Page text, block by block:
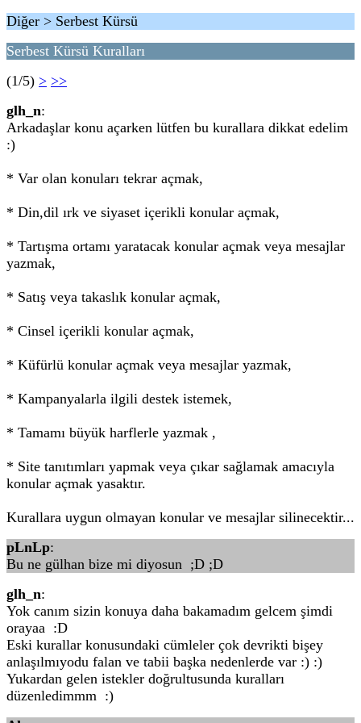
Diğer > Serbest Kürsü
Serbest Kürsü Kuralları
(1/5) > >>
glh_n:
Arkadaşlar konu açarken lütfen bu kurallara dikkat edelim
:)
* Var olan konuları tekrar açmak,
* Din,dil ırk ve siyaset içerikli konular açmak,
* Tartışma ortamı yaratacak konular açmak veya mesajlar
yazmak,
* Satış veya takaslık konular açmak,
* Cinsel içerikli konular açmak,
* Küfürlü konular açmak veya mesajlar yazmak,
* Kampanyalarla ilgili destek istemek,
* Tamamı büyük harflerle yazmak ,
* Site tanıtımları yapmak veya çıkar sağlamak amacıyla
konular açmak yasaktır.
Kurallara uygun olmayan konular ve mesajlar silinecektir...
pLnLp:
Bu ne gülhan bize mi diyosun ;D ;D
glh_n:
Yok canım sizin konuya daha bakamadım gelcem şimdi
orayaa :D
Eski kurallar konusundaki cümleler çok devrikti bişey
anlaşılmıyodu falan ve tabii başka nedenlerde var :) :)
Yukardan gelen istekler doğrultusunda kuralları
düzenledimmm :)